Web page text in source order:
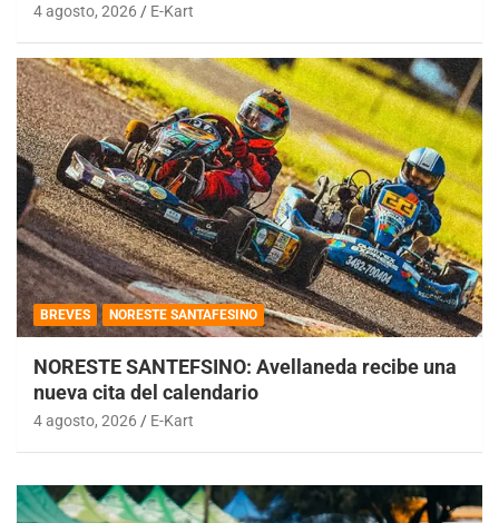
4 agosto, 2026 E-Kart
BREVES NORESTE SANTAFESINO
NORESTE SANTEFSINO: Avellaneda recibe una
nueva cita del calendario
4 agosto, 2026 E-Kart